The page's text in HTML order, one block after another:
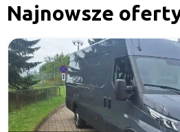
Najnowsze oferty